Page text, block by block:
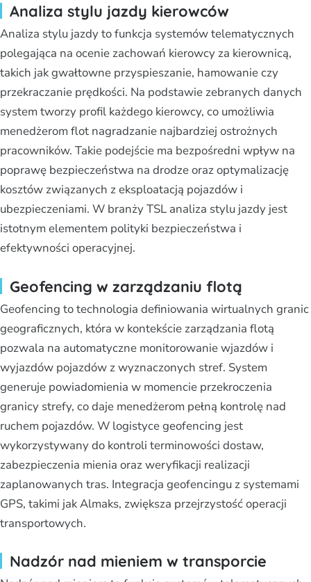
Analiza stylu jazdy kierowców
Analiza stylu jazdy to funkcja systemów telematycznych
polegająca na ocenie zachowań kierowcy za kierownicą,
takich jak gwałtowne przyspieszanie, hamowanie czy
przekraczanie prędkości. Na podstawie zebranych danych
system tworzy profil każdego kierowcy, co umożliwia
menedżerom flot nagradzanie najbardziej ostrożnych
pracowników. Takie podejście ma bezpośredni wpływ na
poprawę bezpieczeństwa na drodze oraz optymalizację
kosztów związanych z eksploatacją pojazdów i
ubezpieczeniami. W branży TSL analiza stylu jazdy jest
istotnym elementem polityki bezpieczeństwa i
efektywności operacyjnej.
Geofencing w zarządzaniu flotą
Geofencing to technologia definiowania wirtualnych granic
geograficznych, która w kontekście zarządzania flotą
pozwala na automatyczne monitorowanie wjazdów i
wyjazdów pojazdów z wyznaczonych stref. System
generuje powiadomienia w momencie przekroczenia
granicy strefy, co daje menedżerom pełną kontrolę nad
ruchem pojazdów. W logistyce geofencing jest
wykorzystywany do kontroli terminowości dostaw,
zabezpieczenia mienia oraz weryfikacji realizacji
zaplanowanych tras. Integracja geofencingu z systemami
GPS, takimi jak Almaks, zwiększa przejrzystość operacji
transportowych.
Nadzór nad mieniem w transporcie